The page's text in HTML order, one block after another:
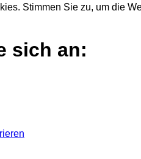
Stimmen Sie zu, um die
sich an: